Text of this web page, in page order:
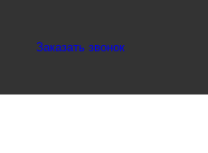
Заказать звонок